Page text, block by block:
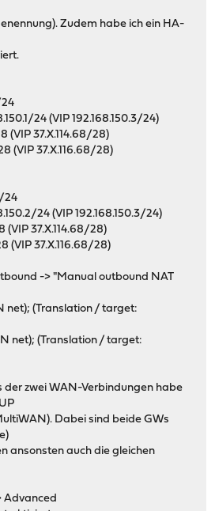
Zudem habe ich ein HA-
24
24 (VIP 192.168.150.3/24)
(VIP 37.X.114.68/28)
(VIP 37.X.116.68/28)
24
24 (VIP 192.168.150.3/24)
(VIP 37.X.114.68/28)
(VIP 37.X.116.68/28)
-> "Manual outbound NAT
net); (Translation / target:
net); (Translation / target:
der zwei WAN-Verbindungen habe
Dabei sind beide GWs
ansonsten auch die gleichen
Advanced